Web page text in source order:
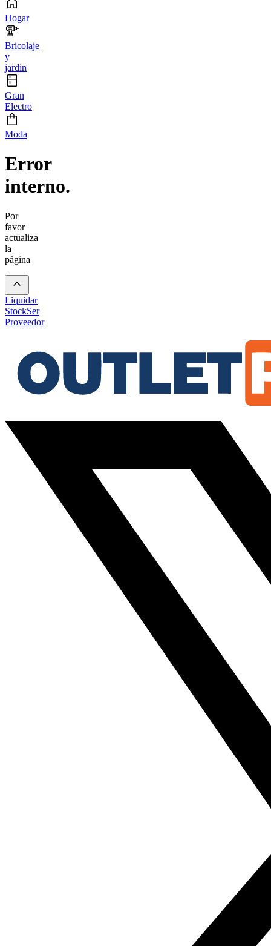
Hogar
Bricolaje
y
jardin
Gran
Electro
Moda
Error
interno.
Por
favor
actualiza
la
página
Liquidar
StockSer
Proveedor